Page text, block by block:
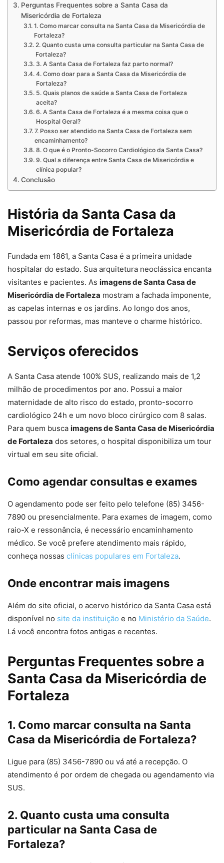
Perguntas Frequentes sobre a Santa Casa da
Misericórdia de Fortaleza
1. Como marcar consulta na Santa Casa da Misericórdia de
Fortaleza?
2. Quanto custa uma consulta particular na Santa Casa de
Fortaleza?
3. A Santa Casa de Fortaleza faz parto normal?
4. Como doar para a Santa Casa da Misericórdia de
Fortaleza?
5. Quais planos de saúde a Santa Casa de Fortaleza
aceita?
6. A Santa Casa de Fortaleza é a mesma coisa que o
Hospital Geral?
7. Posso ser atendido na Santa Casa de Fortaleza sem
encaminhamento?
8. O que é o Pronto-Socorro Cardiológico da Santa Casa?
9. Qual a diferença entre Santa Casa de Misericórdia e
clínica popular?
Conclusão
História da Santa Casa da
Misericórdia de Fortaleza
Fundada em 1861, a Santa Casa é a primeira unidade
hospitalar do estado. Sua arquitetura neoclássica encanta
visitantes e pacientes. As imagens de Santa Casa de
Misericórdia de Fortaleza mostram a fachada imponente,
as capelas internas e os jardins. Ao longo dos anos,
passou por reformas, mas manteve o charme histórico.
Serviços oferecidos
A Santa Casa atende 100% SUS, realizando mais de 1,2
milhão de procedimentos por ano. Possui a maior
maternidade de alto risco do estado, pronto-socorro
cardiológico 24h e um novo bloco cirúrgico com 8 salas.
Para quem busca imagens de Santa Casa de Misericórdia
de Fortaleza dos setores, o hospital disponibiliza um tour
virtual em seu site oficial.
Como agendar consultas e exames
O agendamento pode ser feito pelo telefone (85) 3456-
7890 ou presencialmente. Para exames de imagem, como
raio-X e ressonância, é necessário encaminhamento
médico. Se você prefere atendimento mais rápido,
conheça nossas clínicas populares em Fortaleza.
Onde encontrar mais imagens
Além do site oficial, o acervo histórico da Santa Casa está
disponível no site da instituição e no Ministério da Saúde.
Lá você encontra fotos antigas e recentes.
Perguntas Frequentes sobre a
Santa Casa da Misericórdia de
Fortaleza
1. Como marcar consulta na Santa
Casa da Misericórdia de Fortaleza?
Ligue para (85) 3456-7890 ou vá até a recepção. O
atendimento é por ordem de chegada ou agendamento via
SUS.
2. Quanto custa uma consulta
particular na Santa Casa de
Fortaleza?